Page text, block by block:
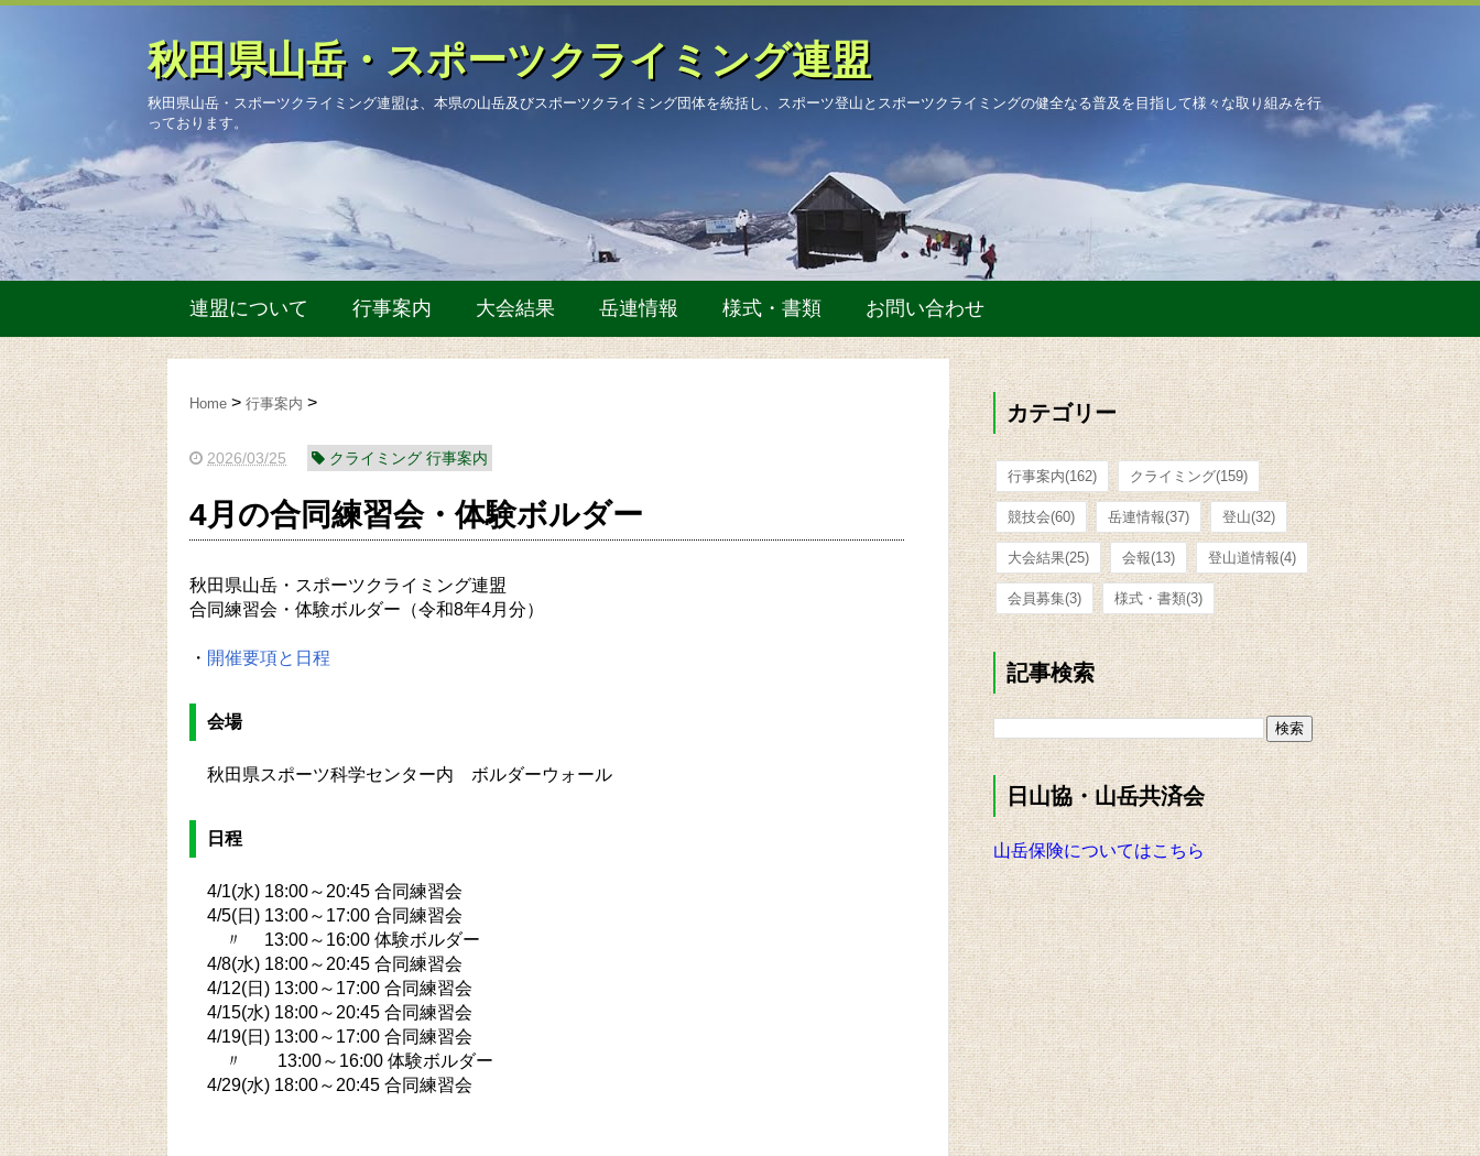
秋田県山岳・スポーツクライミング連盟
秋田県山岳・スポーツクライミング連盟は、本県の山岳及びスポーツクライミング団体を統括し、スポーツ登山とスポーツクライミングの健全なる普及を目指して様々な取り組みを行
っております。
連盟について 行事案内 大会結果 岳連情報 様式・書類 お問い合わせ
Home 行事案内
2026/03/25 クライミング 行事案内
4月の合同練習会・体験ボルダー
秋田県山岳・スポーツクライミング連盟
合同練習会・体験ボルダー（令和8年4月分）
・ 開催要項と日程
会場
秋田県スポーツ科学センター内 ボルダーウォール
日程
4/1(水) 18:00～20:45 合同練習会
4/5(日) 13:00～17:00 合同練習会
〃 13:00～16:00 体験ボルダー
4/8(水) 18:00～20:45 合同練習会
4/12(日) 13:00～17:00 合同練習会
4/15(水) 18:00～20:45 合同練習会
4/19(日) 13:00～17:00 合同練習会
〃 13:00～16:00 体験ボルダー
4/29(水) 18:00～20:45 合同練習会
カテゴリー
行事案内(162) クライミング(159)
競技会(60) 岳連情報(37) 登山(32)
大会結果(25) 会報(13) 登山道情報(4)
会員募集(3) 様式・書類(3)
記事検索
日山協・山岳共済会
山岳保険についてはこちら